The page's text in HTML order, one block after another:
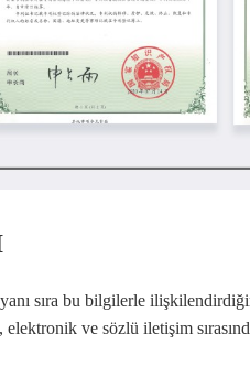
sıra bu bilgilerle
ve sözlü iletişim